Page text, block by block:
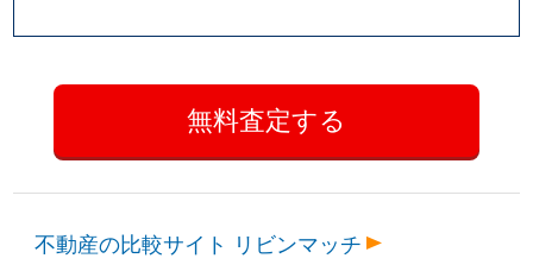
不動産の比較サイト リビンマッチ